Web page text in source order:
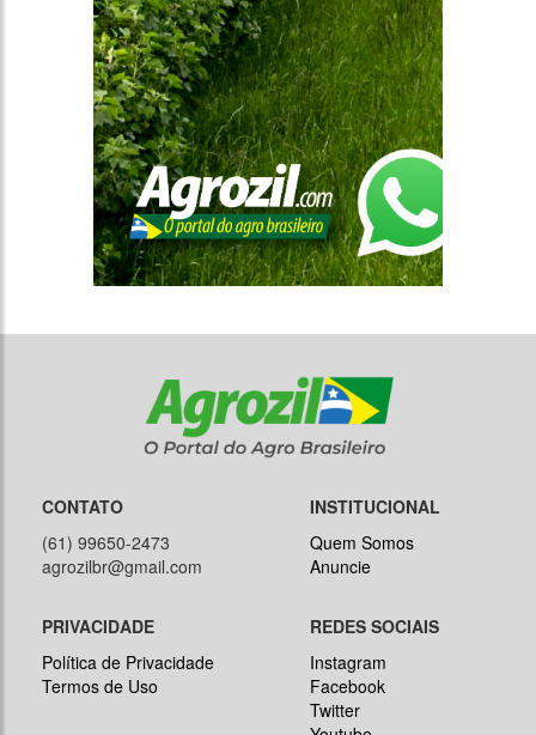
CONTATO
(61) 99650-2473
agrozilbr@gmail.com
INSTITUCIONAL
Quem Somos
Anuncie
PRIVACIDADE
Política de Privacidade
Termos de Uso
REDES SOCIAIS
Instagram
Facebook
Twitter